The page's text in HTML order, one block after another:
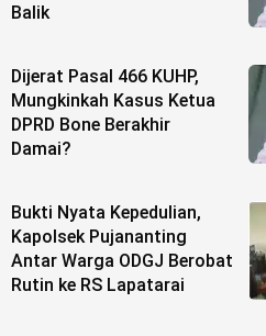
Balik
Dijerat Pasal 466 KUHP,
Mungkinkah Kasus Ketua
DPRD Bone Berakhir
Damai?
Bukti Nyata Kepedulian,
Kapolsek Pujananting
Antar Warga ODGJ Berobat
Rutin ke RS Lapatarai